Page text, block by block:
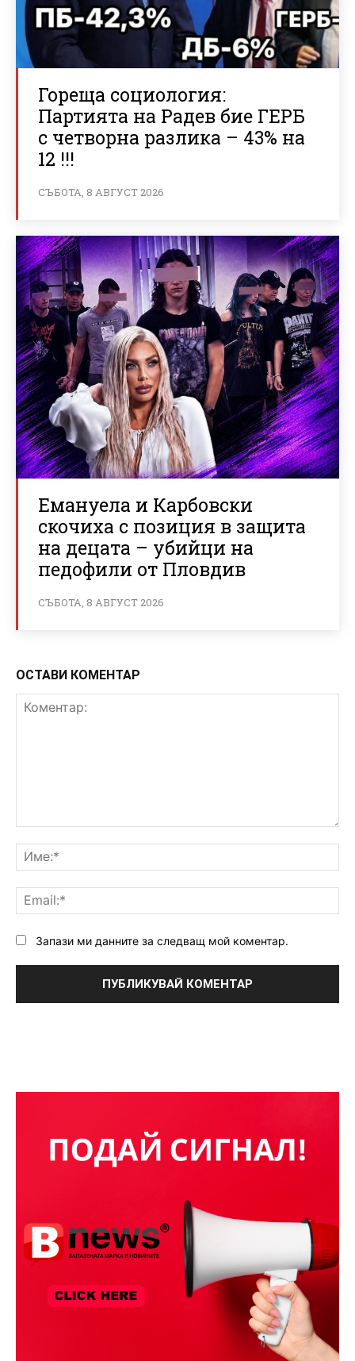
Гореща социология:
Партията на Радев бие ГЕРБ
с четворна разлика – 43% на
12 !!!
СЪБОТА, 8 АВГУСТ 2026
Емануела и Карбовски
скочиха с позиция в защита
на децата – убийци на
педофили от Пловдив
СЪБОТА, 8 АВГУСТ 2026
ОСТАВИ КОМЕНТАР
Запази ми данните за следващ мой коментар.